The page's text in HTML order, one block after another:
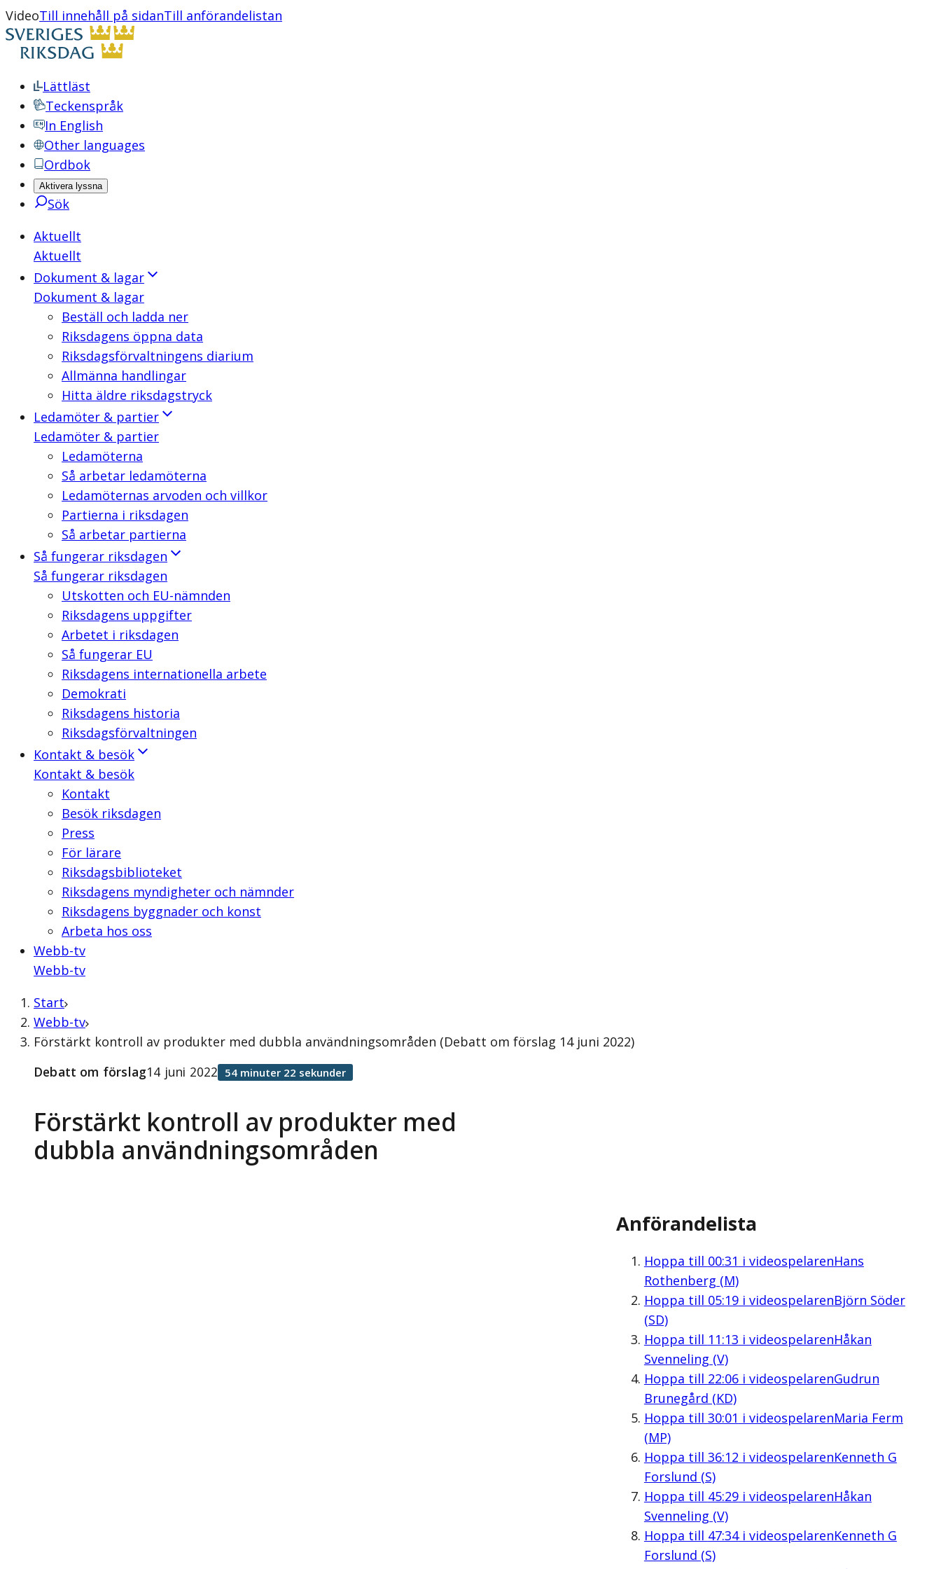
VideoTill innehåll på sidanTill anförandelistan
Lättläst
Teckenspråk
In English
Other languages
Ordbok
Aktivera lyssna
Sök
Aktuellt
Aktuellt
Dokument & lagar
Dokument & lagar
Beställ och ladda ner
Riksdagens öppna data
Riksdagsförvaltningens diarium
Allmänna handlingar
Hitta äldre riksdagstryck
Ledamöter & partier
Ledamöter & partier
Ledamöterna
Så arbetar ledamöterna
Ledamöternas arvoden och villkor
Partierna i riksdagen
Så arbetar partierna
Så fungerar riksdagen
Så fungerar riksdagen
Utskotten och EU-nämnden
Riksdagens uppgifter
Arbetet i riksdagen
Så fungerar EU
Riksdagens internationella arbete
Demokrati
Riksdagens historia
Riksdagsförvaltningen
Kontakt & besök
Kontakt & besök
Kontakt
Besök riksdagen
Press
För lärare
Riksdagsbiblioteket
Riksdagens myndigheter och nämnder
Riksdagens byggnader och konst
Arbeta hos oss
Webb-tv
Webb-tv
Start
Webb-tv
Förstärkt kontroll av produkter med dubbla användningsområden (Debatt om förslag 14 juni 2022)
Förstärkt kontroll av produkter med
dubbla användningsområden
Debatt om förslag14 juni 2022 54 minuter 22 sekunder
Anförandelista
Hoppa till 00:31 i videospelarenHans
Rothenberg (M)
Hoppa till 05:19i videospelarenBjörn Söder
(SD)
Hoppa till 11:13 i videospelarenHåkan
Svenneling (V)
Hoppa till 22:06i videospelarenGudrun
Brunegård (KD)
Hoppa till 30:01 i videospelarenMaria Ferm
(MP)
Hoppa till 36:12 i videospelarenKenneth G
Forslund (S)
Hoppa till 45:29i videospelarenHåkan
Svenneling (V)
Hoppa till 47:34i videospelarenKenneth G
Forslund (S)